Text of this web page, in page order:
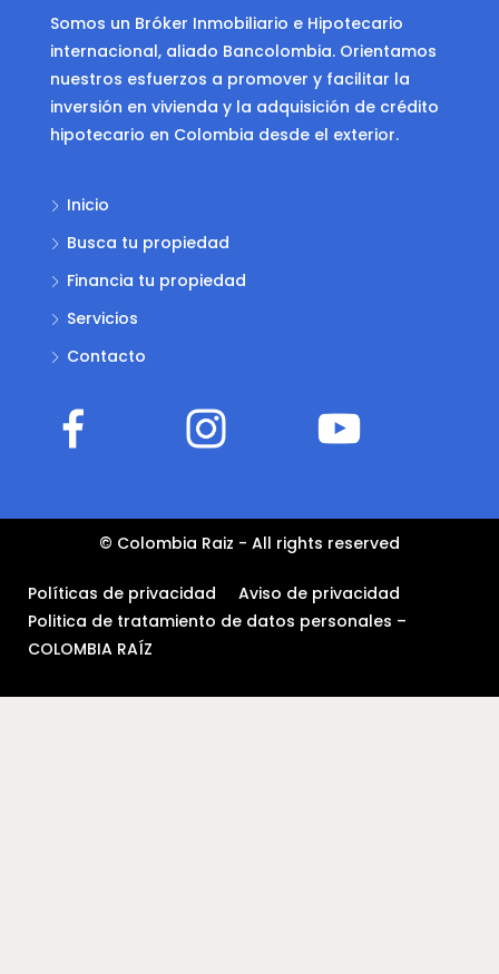
Somos un Bróker Inmobiliario e Hipotecario
internacional, aliado Bancolombia. Orientamos
nuestros esfuerzos a promover y facilitar la
inversión en vivienda y la adquisición de crédito
hipotecario en Colombia desde el exterior.
Inicio
Busca tu propiedad
Financia tu propiedad
Servicios
Contacto
© Colombia Raiz - All rights reserved
Políticas de privacidad
Aviso de privacidad
Politica de tratamiento de datos personales –
COLOMBIA RAÍZ